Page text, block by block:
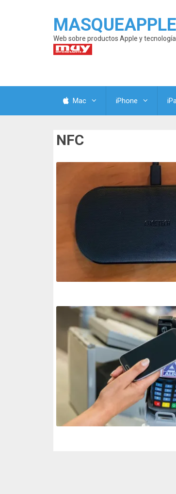
MASQUEAPPLE
Web sobre productos Apple y
Mac iPhone
NFC